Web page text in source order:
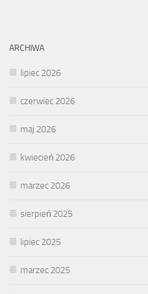
ARCHIWA
lipiec 2026
czerwiec 2026
maj 2026
kwiecień 2026
marzec 2026
sierpień 2025
lipiec 2025
marzec 2025